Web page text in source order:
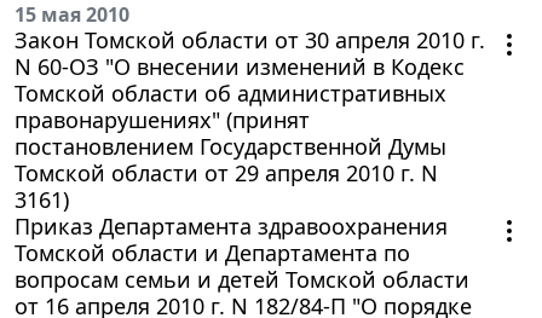
15 мая 2010
Закон Томской области от 30 апреля 2010 г.
N 60-ОЗ "О внесении изменений в Кодекс
Томской области об административных
правонарушениях" (принят
постановлением Государственной Думы
Томской области от 29 апреля 2010 г. N
3161)
Приказ Департамента здравоохранения
Томской области и Департамента по
вопросам семьи и детей Томской области
от 16 апреля 2010 г. N 182/84-П "О порядке